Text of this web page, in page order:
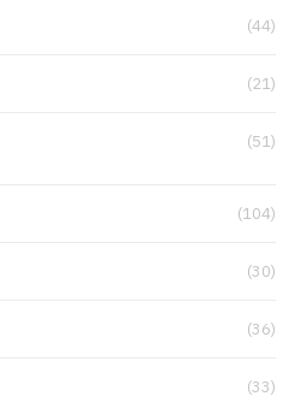
(44)
(21)
(51)
(104)
(30)
(36)
(33)